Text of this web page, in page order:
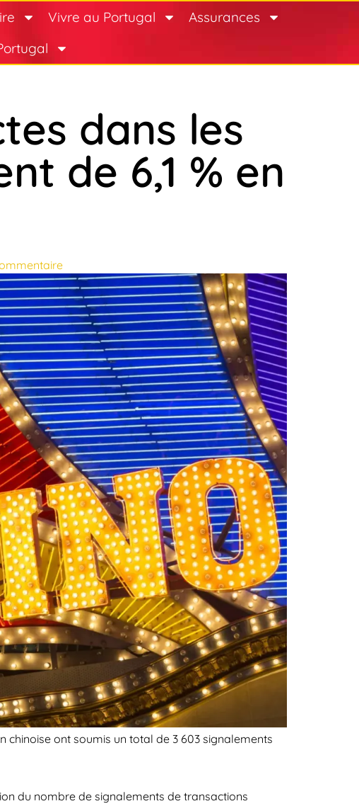
Vivre au Portugal
Assurances
dans les
de 6,1 % en
chinoise ont soumis un total de 3 603 signalements
du nombre de signalements de transactions